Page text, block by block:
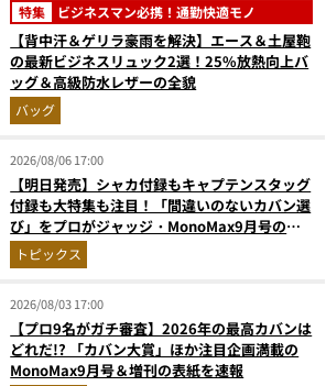
特集 ビジネスマン必携！通勤快適モノ
【背中汗＆ゲリラ豪雨を解決】エース＆土屋鞄
の最新ビジネスリュック2選！25%放熱向上バ
ッグ＆高級防水レザーの全貌
バッグ
2026/08/06 17:00
【明日発売】シャカ付録もキャプテンスタッグ
付録も大特集も注目！「間違いのないカバン選
び」をプロがジャッジ・MonoMax9月号の目
次を公開
トピックス
2026/08/03 17:00
【プロ9名がガチ審査】2026年の最高カバンは
どれだ!? 「カバン大賞」ほか注目企画満載の
MonoMax9月号＆増刊の表紙を速報